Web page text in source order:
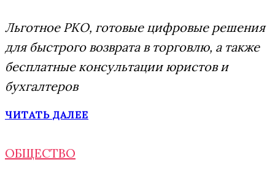
Льготное РКО, готовые цифровые решения
для быстрого возврата в торговлю, а также
бесплатные консультации юристов и
бухгалтеров
ЧИТАТЬ ДАЛЕЕ
ОБЩЕСТВО